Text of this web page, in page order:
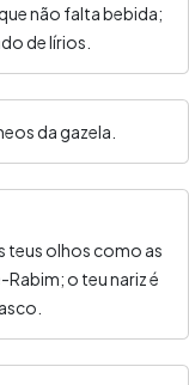
não falta bebida;
de lírios.
da gazela.
teus olhos como as
o teu nariz é